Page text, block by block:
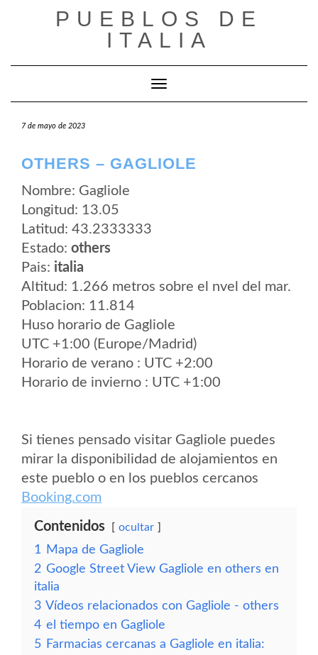
PUEBLOS DE
ITALIA
Cambiar modo de navegación
7 de mayo de 2023
OTHERS – GAGLIOLE
Nombre: Gagliole
Longitud: 13.05
Latitud: 43.2333333
Estado: others
Pais: italia
Altitud: 1.266 metros sobre el nvel del mar.
Poblacion: 11.814
Huso horario de Gagliole
UTC +1:00 (Europe/Madrid)
Horario de verano : UTC +2:00
Horario de invierno : UTC +1:00
Si tienes pensado visitar Gagliole puedes
mirar la disponibilidad de alojamientos en
este pueblo o en los pueblos cercanos
Booking.com
Contenidos ocultar
1
Mapa de Gagliole
2 Google Street View Gagliole en others en
italia
3 Vídeos relacionados con Gagliole - others
4 el tiempo en Gagliole
5 Farmacias cercanas a Gagliole en italia: